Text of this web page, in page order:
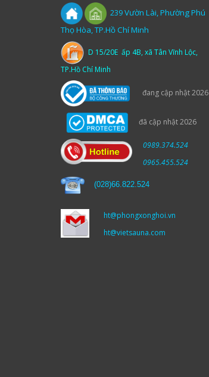
239Vườn Lài,Phường Phú
Thọ Hòa, TP.Hồ Chí Minh
D 15/20E ấp 4B, xã Tân Vĩnh Lộc,
TP.Hồ Chí Minh
đang cập nhật 2026
đã cập nhật 2026
0989.374.524
0965.455.524
(028)66.822.524
ht@phongxonghoi.vn
ht@vietsauna.com